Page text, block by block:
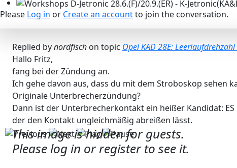
Workshops D-Jetronic 28.6.(F)/20.9.(ER) - K-Jetronic(KA&KE)
Please Log in or Create an accountto join the conversation.
Replied bynordfischon topic Opel KAD 28E:
Hallo Fritz,
fang bei der Zündung an.
Ich gehe davon aus, dass du mit dem Stroboskop sehen
Originale Unterbrecherzündung?
Dann ist der Unterbrecherkontakt ein heißer Kandidat:
der den Kontakt ungleichmäßig abreißen lässt.
This image is hidden for guests.
Please log in or register to see it.